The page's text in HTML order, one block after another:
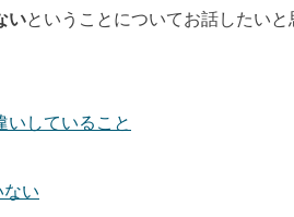
いということについてお話したいと
いしていること
ない